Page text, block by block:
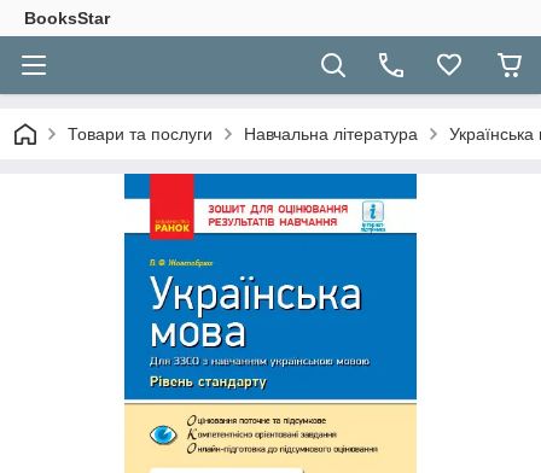
BooksStar
Товари та послуги Навчальна література